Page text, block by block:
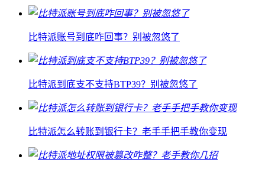
比特派账号到底咋回事？别被忽悠了
比特派到底支不支持BTP39？别被忽悠了
比特派怎么转账到银行卡？老手手把手教你变现